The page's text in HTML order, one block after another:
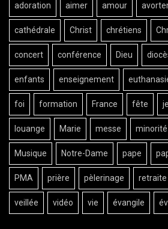
adoration aimer amour
cathédrale Christ chrétiens
concert conférence Dieu
enfants enseignement
foi formation France fête
louange Marie messe
Musique Notre-Dame pape
PMA prière pèlerinage retraite
veillée vidéo vie évangile